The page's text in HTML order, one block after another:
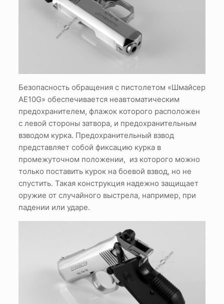
Безопасность обращения с пистолетом «Шмайсер
АЕ10G» обеспечивается неавтоматическим
предохранителем, флажок которого расположен
с левой стороны затвора, и предохранительным
взводом курка. Предохранительный взвод
представляет собой фиксацию курка в
промежуточном положении, из которого можно
только поставить курок на боевой взвод, но не
спустить. Такая конструкция надежно защищает
оружие от случайного выстрела, например, при
падении или ударе.